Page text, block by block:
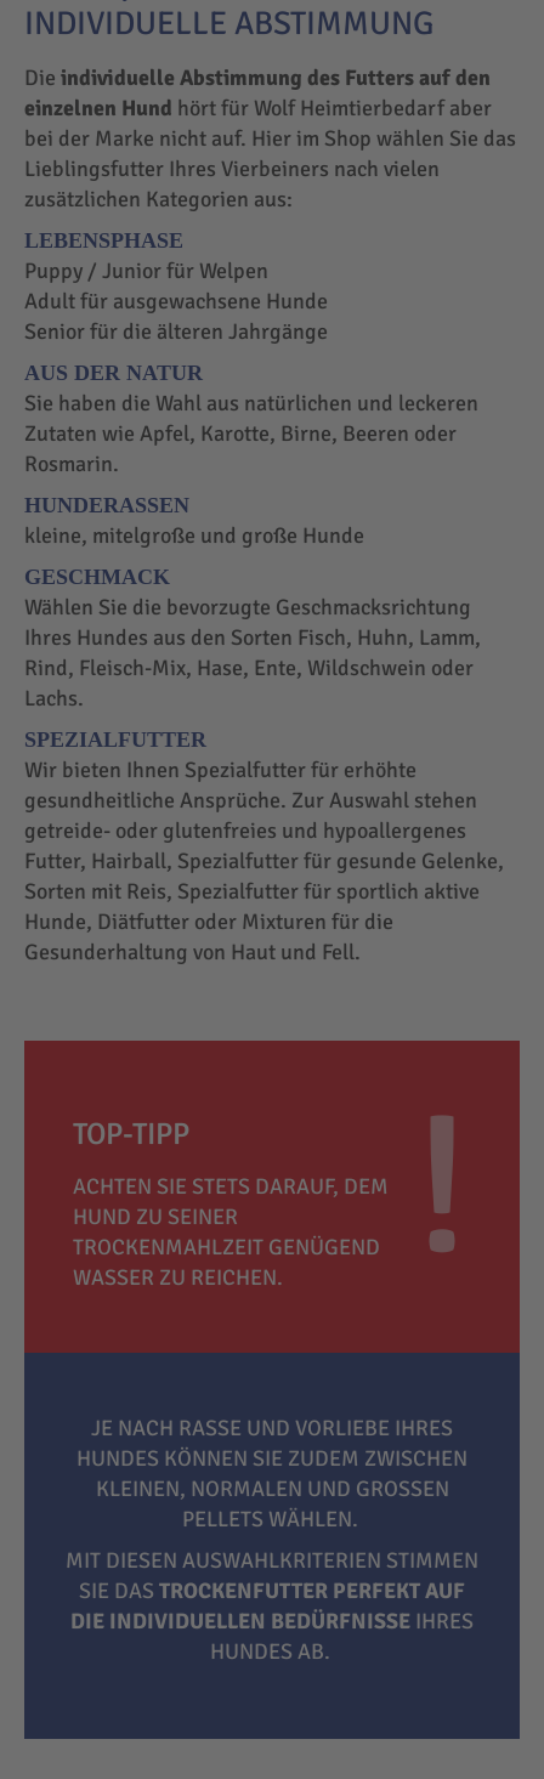
INDIVIDUELLE ABSTIMMUNG
Die individuelle Abstimmung des Futters auf den
einzelnen Hund hört für Wolf Heimtierbedarf aber
bei der Marke nicht auf. Hier im Shop wählen Sie das
Lieblingsfutter Ihres Vierbeiners nach vielen
zusätzlichen Kategorien aus:
LEBENSPHASE
Puppy / Junior für Welpen
Adult für ausgewachsene Hunde
Senior für die älteren Jahrgänge
AUS DER NATUR
Sie haben die Wahl aus natürlichen und leckeren
Zutaten wie Apfel, Karotte, Birne, Beeren oder
Rosmarin.
HUNDERASSEN
kleine, mitelgroße und große Hunde
GESCHMACK
Wählen Sie die bevorzugte Geschmacksrichtung
Ihres Hundes aus den Sorten Fisch, Huhn, Lamm,
Rind, Fleisch-Mix, Hase, Ente, Wildschwein oder
Lachs.
SPEZIALFUTTER
Wir bieten Ihnen Spezialfutter für erhöhte
gesundheitliche Ansprüche. Zur Auswahl stehen
getreide- oder glutenfreies und hypoallergenes
Futter, Hairball, Spezialfutter für gesunde Gelenke,
Sorten mit Reis, Spezialfutter für sportlich aktive
Hunde, Diätfutter oder Mixturen für die
Gesunderhaltung von Haut und Fell.
TOP-TIPP
ACHTEN SIE STETS DARAUF, DEM
HUND ZU SEINER
TROCKENMAHLZEIT GENÜGEND
WASSER ZU REICHEN.
JE NACH RASSE UND VORLIEBE IHRES
HUNDES KÖNNEN SIE ZUDEM ZWISCHEN
KLEINEN, NORMALEN UND GROSSEN P
ELLETS WÄHLEN.
MIT DIESEN AUSWAHLKRITERIEN STIMMEN
SIE DAS TROCKENFUTTER PERFEKT AUF
DIE INDIVIDUELLEN BEDÜRFNISSE IHRES
HUNDES AB.